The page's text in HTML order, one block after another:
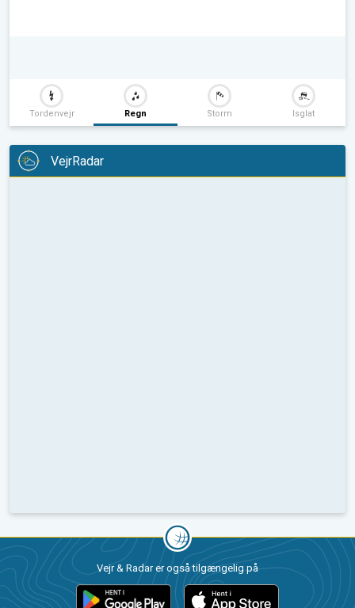
Tordenvejr Regn Storm Isglat
VejrRadar
Vejr & Radar er også tilgængelig på